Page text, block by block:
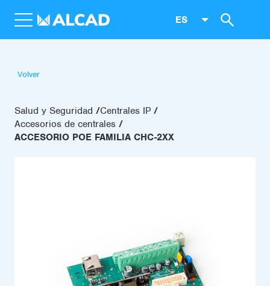
ES
Volver
Salud y Seguridad
Centrales IP
Accesorios de centrales
ACCESORIO POE FAMILIA CHC-2XX